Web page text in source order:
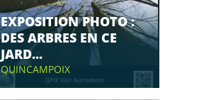
EXPOSITION PHOTO :
DES ARBRES EN CE
JARD...
QUINCAMPOIX